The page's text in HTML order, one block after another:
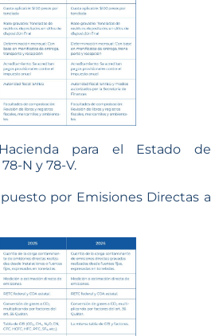
para el Estado de
N y 78-V.
por Emisiones Directas a